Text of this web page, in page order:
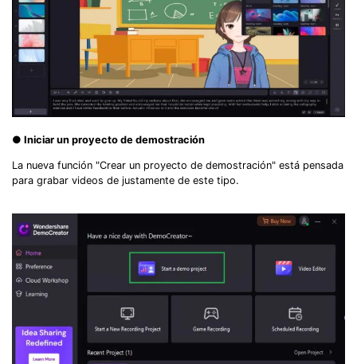
● Iniciar un proyecto de demostración
La nueva función "Crear un proyecto de demostración" está pensada
para grabar videos de justamente de este tipo.